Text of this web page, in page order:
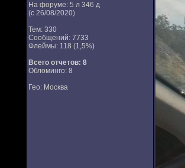
На форуме: 5 л 346 д
(с 26/08/2020)
Тем: 330
Сообщений: 7733
Флеймы: 118 (1,5%)
Всего отчетов: 8
Обломинго: 8
Гео: Москва